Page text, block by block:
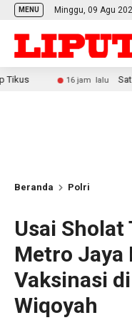
MENU Minggu, 09 Agu
16 jam lalu Satgas Yonif
Beranda Polri
Usai Sholat
Metro Jaya
Vaksinasi
Wiqoyah